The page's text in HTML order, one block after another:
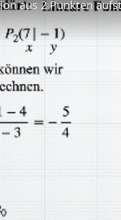
aus 2 Punkten